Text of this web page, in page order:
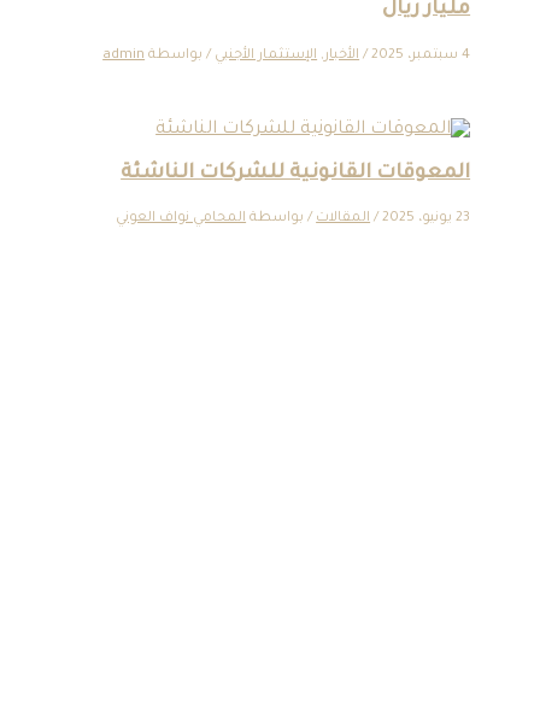
مليار ريال
4 سبتمبر، 2025 / الأخبار , الإستثمار الأجنبي / بواسطة admin
المعوقات القانونية للشركات الناشئة
23 يونيو، 2025 / المقالات/ بواسطة المحامي نواف العوني